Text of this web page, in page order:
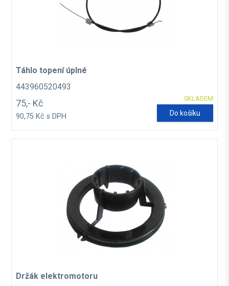
Táhlo topení úplné
443960520493
SKLADEM
75,- Kč
90,75 Kč s DPH Do košíku
Držák elektromotoru